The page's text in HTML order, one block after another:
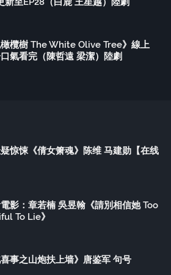
橄欖樹 The White Olive Tree》線上
氣看完（陳哲遠 梁潔）陸劇
惊悚《倩女箫魂》陈维 马建勋【在线
影：章若楠 吳昱翰《請別相信她 Too
To Lie》
喜事之山炮扶上墙》唐鉴军 句号